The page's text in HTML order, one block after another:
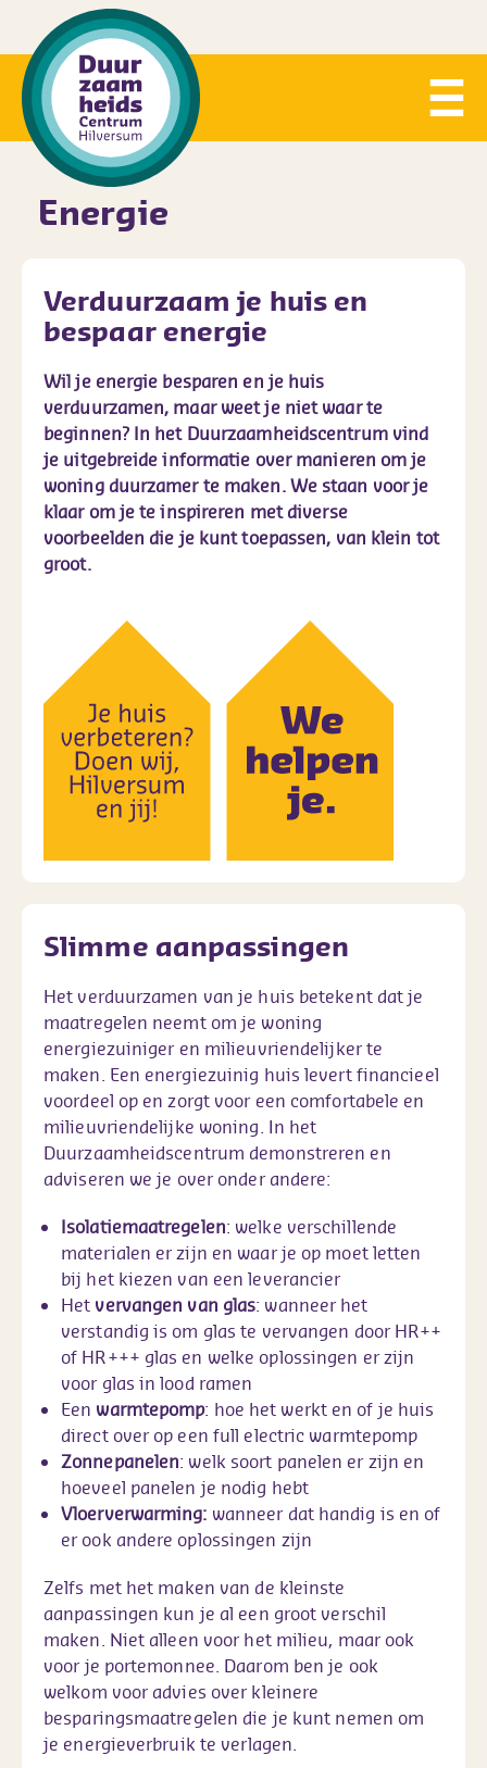
Energie
Verduurzaam je huis en
bespaar energie
Wil je energie besparen en je huis
verduurzamen, maar weet je niet waar te
beginnen? In het Duurzaamheidscentrum vind
je uitgebreide informatie over manieren om je
woning duurzamer te maken. We staan voor je
klaar om je te inspireren met diverse
voorbeelden die je kunt toepassen, van klein tot
groot.
Slimme aanpassingen
Het verduurzamen van je huis betekent dat je
maatregelen neemt om je woning
energiezuiniger en milieuvriendelijker te
maken. Een energiezuinig huis levert financieel
voordeel op en zorgt voor een comfortabele en
milieuvriendelijke woning. In het
Duurzaamheidscentrum demonstreren en
adviseren we je over onder andere:
Isolatiemaatregelen: welke verschillende
materialen er zijn en waar je op moet letten
bij het kiezen van een leverancier
Het vervangen van glas: wanneer het
verstandig is om glas te vervangen door HR++
of HR+++ glas en welke oplossingen er zijn
voor glas in lood ramen
Een warmtepomp: hoe het werkt en of je huis
direct over op een full electric warmtepomp
Zonnepanelen: welk soort panelen er zijn en
hoeveel panelen je nodig hebt
Vloerverwarming: wanneer dat handig is en of
er ook andere oplossingen zijn
Zelfs met het maken van de kleinste
aanpassingen kun je al een groot verschil
maken. Niet alleen voor het milieu, maar ook
voor je portemonnee. Daarom ben je ook
welkom voor advies over kleinere
besparingsmaatregelen die je kunt nemen om
je energieverbruik te verlagen.